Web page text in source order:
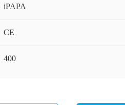
iPAPA
CE
400